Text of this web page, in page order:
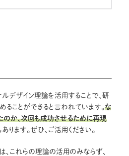
ルデザイン理論を活用することで、研
ることができると言われています。な
のか、次回も成功させるために再現
あります。ぜひ、ご活用ください。
、これらの理論の活用のみならず、